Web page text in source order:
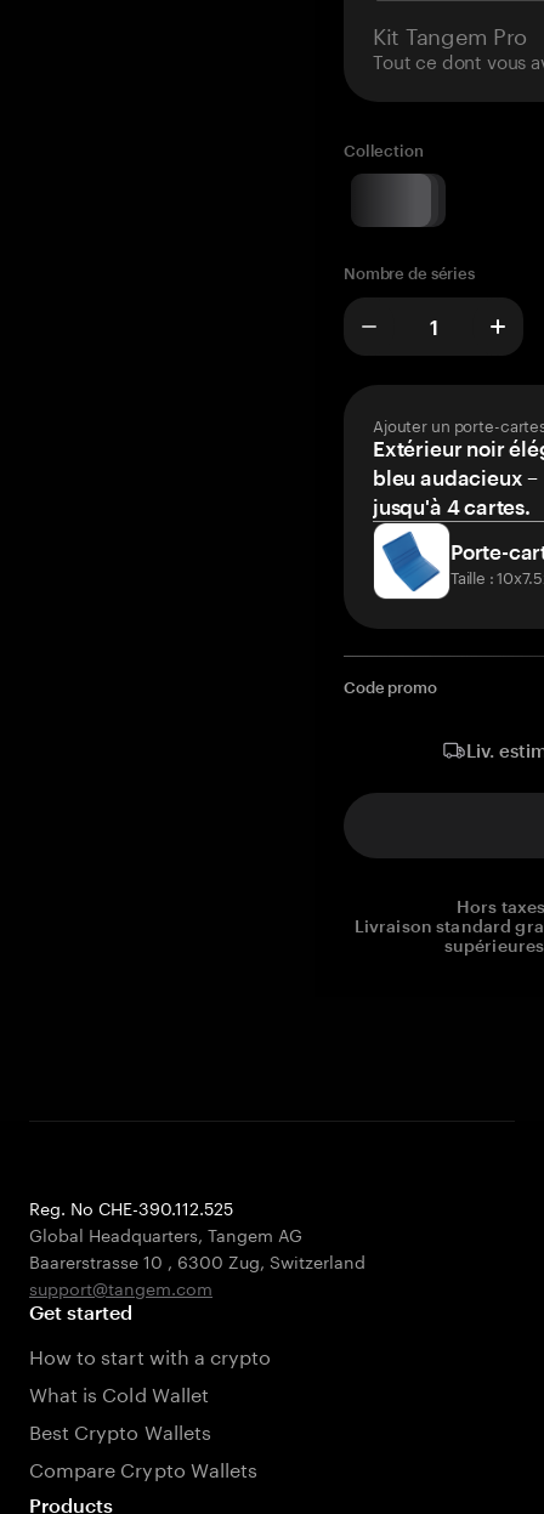
Kit Tangem Pro
Tout ce dont vous
Collection
Nombre de séries
Ajouter un porte-
Extérieur noir
bleu audacieux
jusqu'à 4 cartes.
Porte-
Taille :
Code promo
Liv.
Hors
Livraison standard
Reg. No CHE-390.112.525
Global Headquarters, Tangem AG
Baarerstrasse 10 , 6300 Zug, Switzerland
support@tangem.com
Get started
How to start with a crypto
What is Cold Wallet
Best Crypto Wallets
Compare Crypto Wallets
Products